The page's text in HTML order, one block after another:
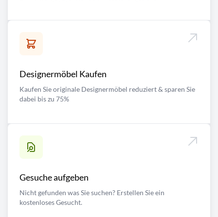
Designermöbel Kaufen
Kaufen Sie originale Designermöbel reduziert & sparen Sie
dabei bis zu 75%
Gesuche aufgeben
Nicht gefunden was Sie suchen? Erstellen Sie ein
kostenloses Gesucht.